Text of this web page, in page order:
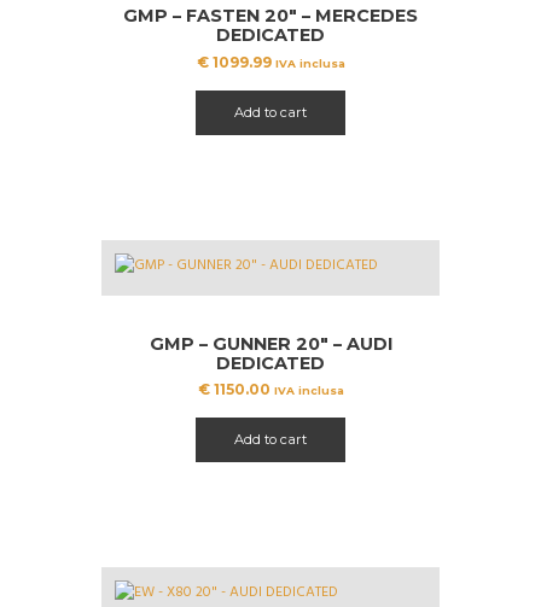
GMP – FASTEN 20″ – MERCEDES
DEDICATED
€1099.99 IVA inclusa
Add to cart
GMP – GUNNER 20″ – AUDI
DEDICATED
€1150.00 IVA inclusa
Add to cart